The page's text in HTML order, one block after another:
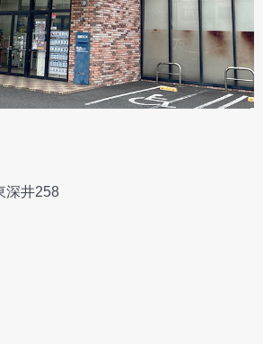
深井258